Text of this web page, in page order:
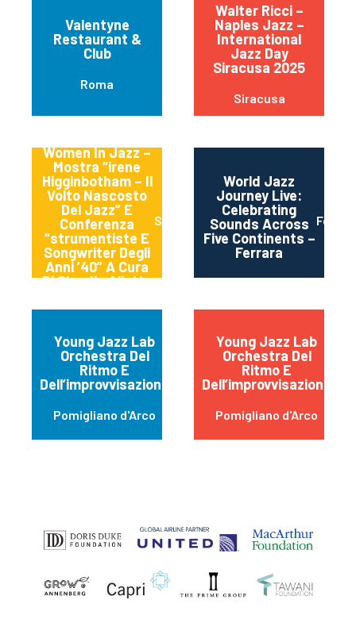
Valentyne
Restaurant &
Club
Roma
Walter Ricci –
Naples Jazz –
International
Jazz Day
Siracusa 2025
Siracusa
Women In Jazz –
Mostra “irene
Higginbotham – Il
Volto Nascosto
Del Jazz” E
Conferenza
“strumentiste E
Songwriter Degli
Anni ’40” A Cura
Di Claudia Aliotta
Spoleto
World Jazz
Journey Live:
Celebrating
Sounds Across
Five Continents –
Ferrara
Young Jazz Lab
Orchestra Del
Ritmo E
Dell’improvvisazione
Pomigliano d'Arco
Young Jazz Lab
Orchestra Del
Ritmo E
Dell’improvvisazione
Pomigliano d'Arco